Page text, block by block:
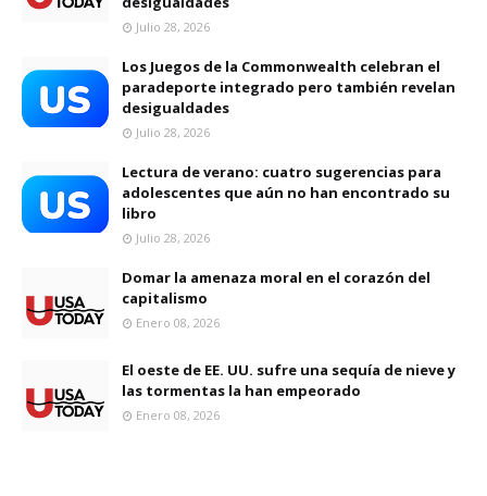
Julio 28, 2026
Los Juegos de la Commonwealth celebran el
paradeporte integrado pero también revelan
desigualdades
Julio 28, 2026
Lectura de verano: cuatro sugerencias para
adolescentes que aún no han encontrado su
libro
Julio 28, 2026
Domar la amenaza moral en el corazón del
capitalismo
Enero 08, 2026
El oeste de EE. UU. sufre una sequía de nieve y
las tormentas la han empeorado
Enero 08, 2026